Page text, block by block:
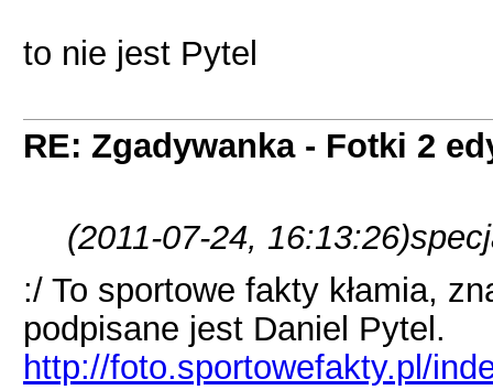
to nie jest Pytel
RE: Zgadywanka - Fotki 2
(2011-07-24, 16:13:26)
:/ To sportowe fakty kłamia,
podpisane jest Daniel Pytel.
http://foto.sportowefakty.pl/